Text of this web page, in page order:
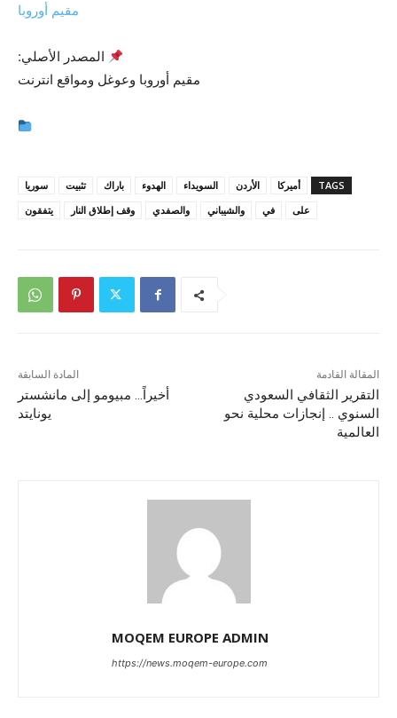
مقيم أوروبا
المصدر الأصلي:
مقيم أوروبا وعوغل ومواقع انترنت
TAGS أميركا الأردن السويداء الهدوء باراك تثبيت
سوريا
على
في والشيباني والصفدي وقف إطلاق النار يتفقون
المادة السابقة
أخيراً… مبيومو إلى مانشستر
يونايتد
المقالة القادمة
التقرير الثقافي السعودي
السنوي .. إنجازات محلية نحو
العالمية
MOQEM EUROPE ADMIN
https://news.moqem-europe.com